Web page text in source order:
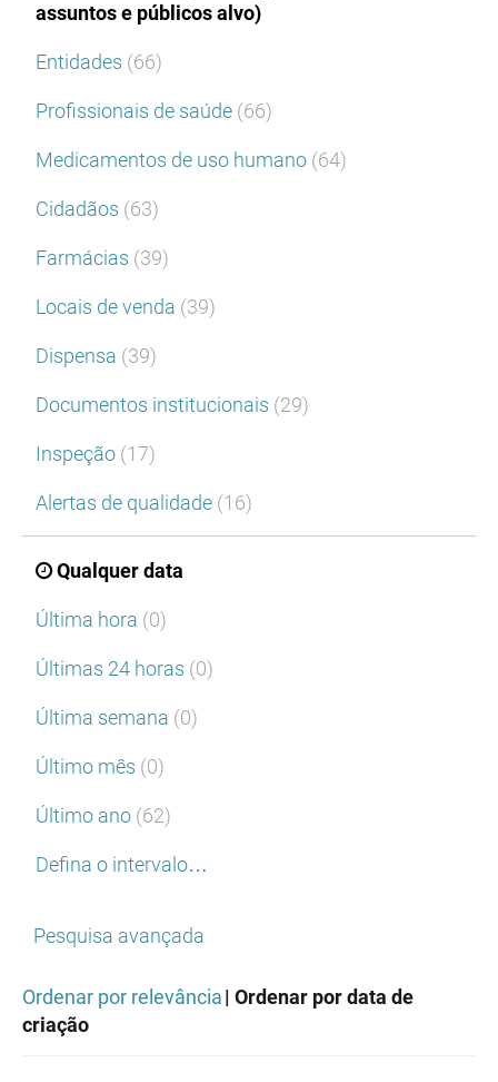
assuntos e públicos alvo)
Entidades (66)
Profissionais de saúde (66)
Medicamentos de uso humano (64)
Cidadãos (63)
Farmácias (39)
Locais de venda (39)
Dispensa (39)
Documentos institucionais (29)
Inspeção (17)
Alertas de qualidade (16)
Qualquer data
Última hora (0)
Últimas 24 horas (0)
Última semana (0)
Último mês (0)
Último ano (62)
Defina o intervalo…
Pesquisa avançada
Ordenar por relevância| Ordenar por data de
criação